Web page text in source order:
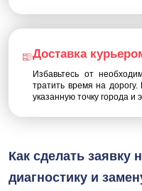
Доставка
Избавьтесь от
тратить время на
указанную точку города и
Как сделать заявку
диагностику и